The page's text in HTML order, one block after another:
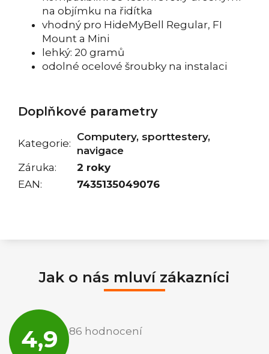
na objímku na řidítka
vhodný pro HideMyBell Regular, FI
Mount a Mini
lehký: 20 gramů
odolné ocelové šroubky na instalaci
Doplňkové parametry
Kategorie:
Computery, sporttestery,
navigace
Záruka:
2 roky
EAN: 7435135049076
Jak o nás mluví zákazníci
4,9
obchodu
je
86 hodnocení